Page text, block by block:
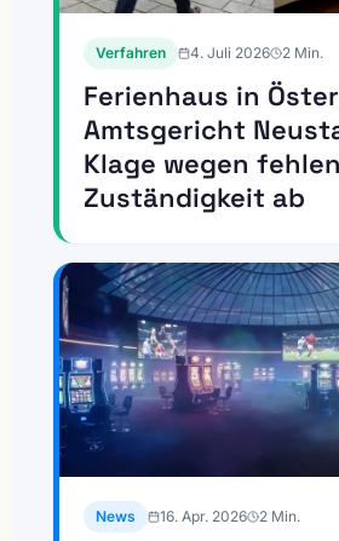
Verfahren 4. Juli 2026 2 Min.
Ferienhaus in
Amtsgericht
Klage wegen
Zuständigkeit ab
News 16. Apr. 2026 2 Min.